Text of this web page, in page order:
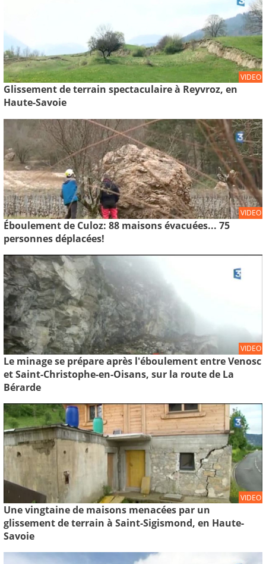
VIDEO
Glissement de terrain spectaculaire à Reyvroz, en
Haute-Savoie
VIDEO
Éboulement de Culoz: 88 maisons évacuées... 75
personnes déplacées!
VIDEO
Le minage se prépare après l'éboulement entre Venosc
et Saint-Christophe-en-Oisans, sur la route de La
Bérarde
VIDEO
Une vingtaine de maisons menacées par un
glissement de terrain à Saint-Sigismond, en Haute-
Savoie